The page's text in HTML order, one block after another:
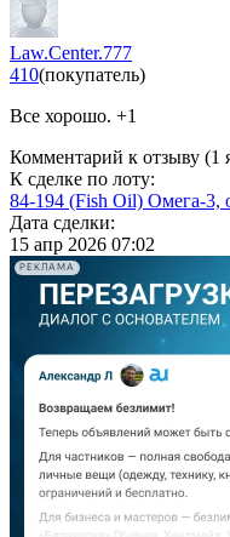
Law.Center.777
410(покупатель)
Все хорошо. +1
Комментарий к отзыву (1
К сделке по лоту:
84-194 (Fish Oil) Омега-3,
Дата сделки:
15 апр 2026 07:02
РЕКЛАМА